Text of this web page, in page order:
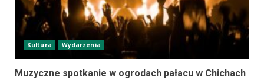
Kultura Wydarzenia
Muzyczne spotkanie w ogrodach pałacu w Chichach